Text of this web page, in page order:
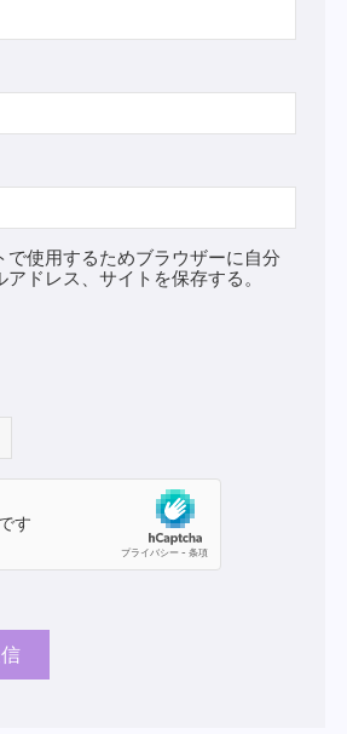
で使用するためブラウザーに自分
ドレス、サイトを保存する。